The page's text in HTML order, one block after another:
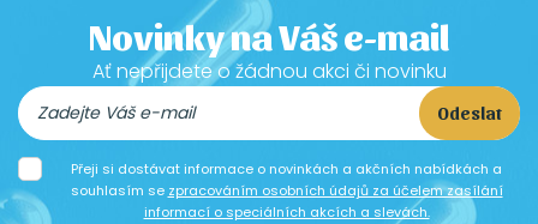
Novinky na Váš e-mail
Ať nepřijdete o žádnou akci či novinku
Odeslat
Přeji si dostávat informace o novinkách a akčních nabídkách a
souhlasím se zpracováním osobních údajů za účelem zasílání
informací o speciálních akcích a slevách.